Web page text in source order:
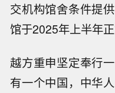
交机构馆舍条件提
馆于2025年上半年正
越方重申坚定奉行
有一个中国，中华